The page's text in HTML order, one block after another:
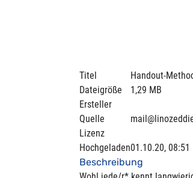
Titel
Handout-
Dateigröße
1,29 MB
Ersteller
Quelle
Lizenz
Hochgeladen01.10.20, 08:51
Beschreibung